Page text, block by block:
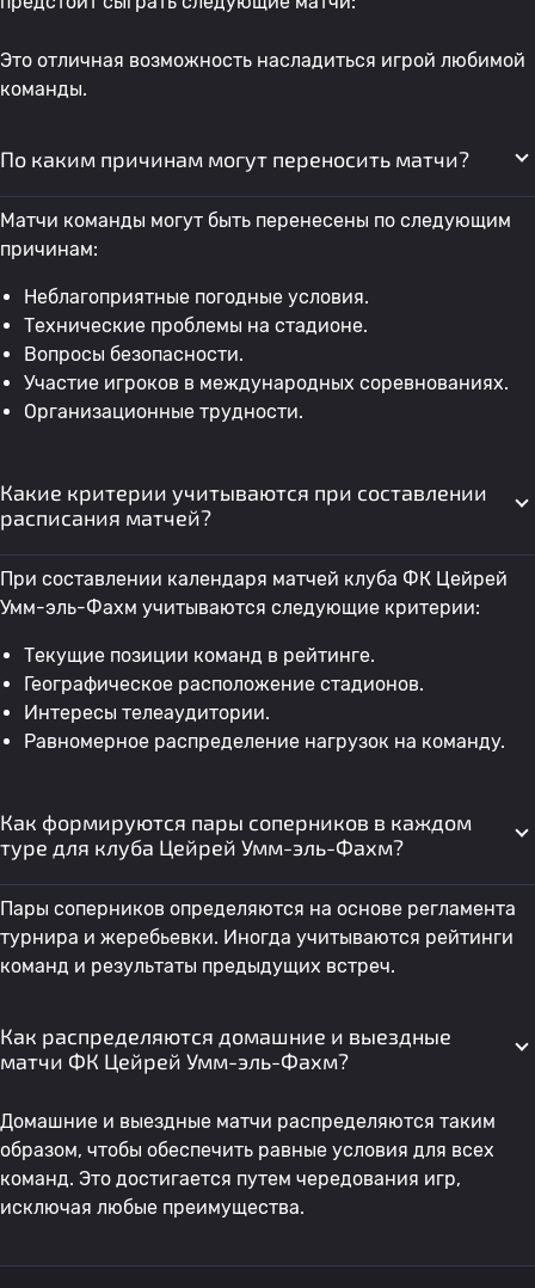
Это отличная возможность насладиться игрой любимой
команды.
По каким причинам могут переносить матчи?
Матчи команды могут быть перенесены по следующим
причинам:
Неблагоприятные погодные условия.
Технические проблемы на стадионе.
Вопросы безопасности.
Участие игроков в международных соревнованиях.
Организационные трудности.
Какие критерии учитываются при составлении
расписания матчей?
При составлении календаря матчей клуба ФК Цейрей
Умм-эль-Фахм учитываются следующие критерии:
Текущие позиции команд в рейтинге.
Географическое расположение стадионов.
Интересы телеаудитории.
Равномерное распределение нагрузок на команду.
Как формируются пары соперников в каждом
туре для клуба Цейрей Умм-эль-Фахм?
Пары соперников определяются на основе регламента
турнира и жеребьевки. Иногда учитываются рейтинги
команд и результаты предыдущих встреч.
Как распределяются домашние и выездные
матчи ФК Цейрей Умм-эль-Фахм?
Домашние и выездные матчи распределяются таким
образом, чтобы обеспечить равные условия для всех
команд. Это достигается путем чередования игр,
исключая любые преимущества.